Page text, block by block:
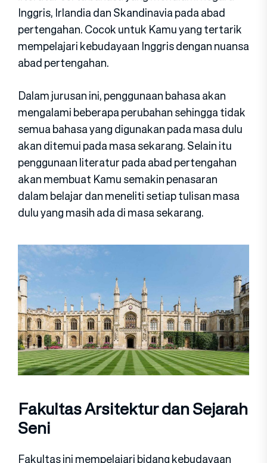
Inggris, Irlandia dan Skandinavia pada abad
pertengahan. Cocok untuk Kamu yang tertarik
mempelajari kebudayaan Inggris dengan nuansa
abad pertengahan.
Dalam jurusan ini, penggunaan bahasa akan
mengalami beberapa perubahan sehingga tidak
semua bahasa yang digunakan pada masa dulu
akan ditemui pada masa sekarang. Selain itu
penggunaan literatur pada abad pertengahan
akan membuat Kamu semakin penasaran
dalam belajar dan meneliti setiap tulisan masa
dulu yang masih ada di masa sekarang.
Fakultas Arsitektur dan Sejarah
Seni
Fakultas ini mempelajari bidang kebudayaan